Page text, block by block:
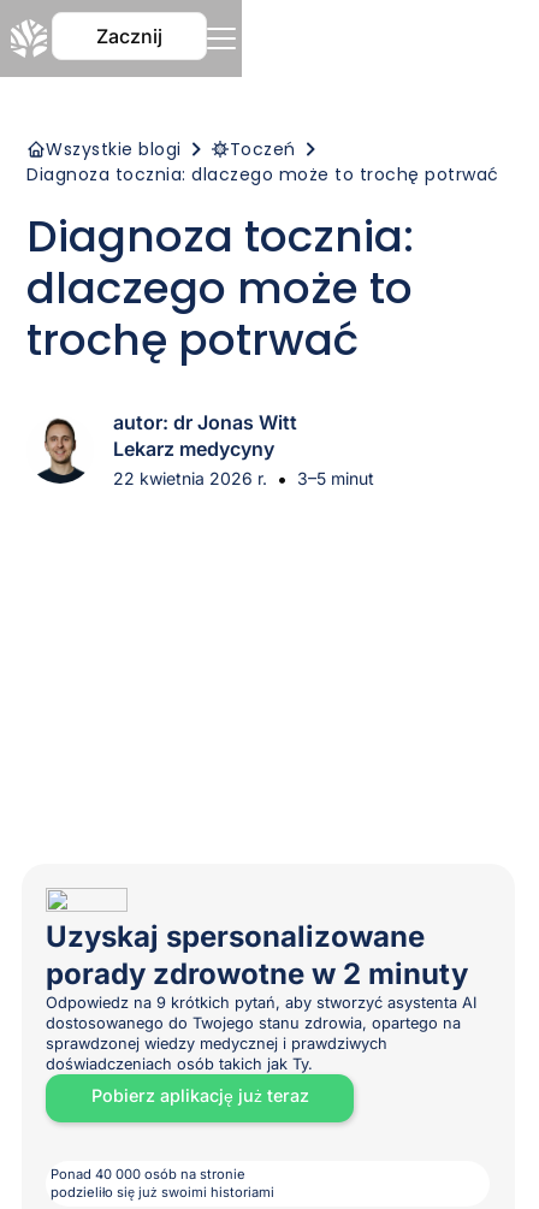
Zacznij
Wszystkie blogi
Toczeń
Diagnoza tocznia: dlaczego może to trochę potrwać
Diagnoza tocznia:
dlaczego może to
trochę potrwać
autor: dr Jonas Witt
Lekarz medycyny
22 kwietnia 2026 r. • 3–5 minut
Uzyskaj spersonalizowane
porady zdrowotne w 2 minuty
Odpowiedz na 9 krótkich pytań, aby stworzyć asystenta AI
dostosowanego do Twojego stanu zdrowia, opartego na
sprawdzonej wiedzy medycznej i prawdziwych
doświadczeniach osób takich jak Ty.
Pobierz aplikację już teraz
Ponad 40 000 osób na stronie
podzieliło się już swoimi historiami